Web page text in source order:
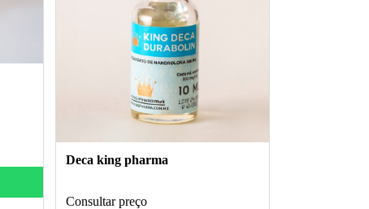
Deca king pharma
Consultar preço